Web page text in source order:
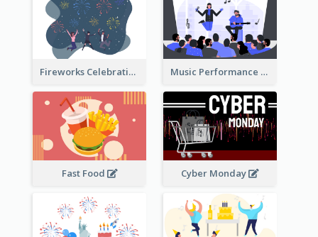
Fireworks Celebration Illustration Music Performance Illustration
Fast Food Cyber Monday